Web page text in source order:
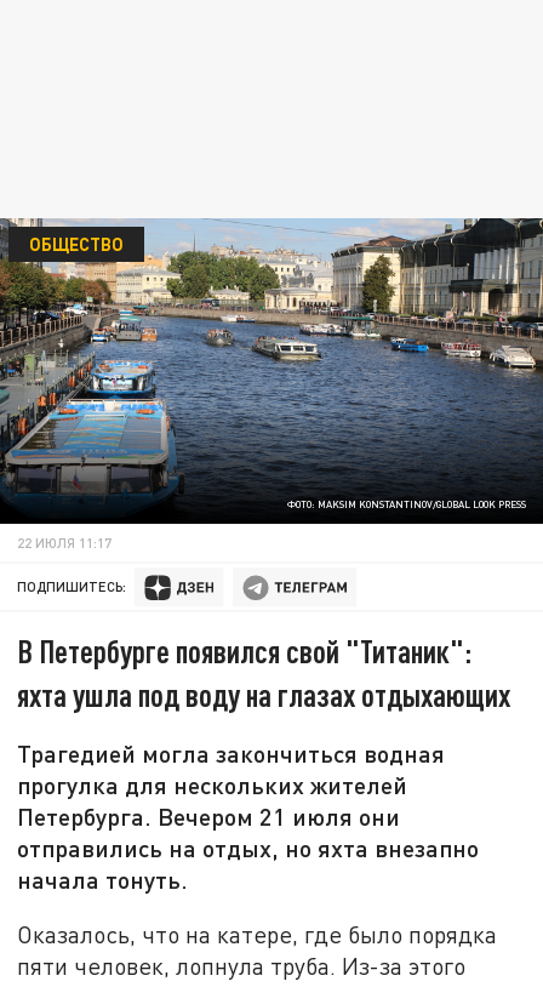
ФОТО: MAKSIM KONSTANTINOV/GLOBAL LOOK PRESS
ОБЩЕСТВО
22 ИЮЛЯ 11:17
ПОДПИШИТЕСЬ:
В Петербурге появился свой "Титаник":
яхта ушла под воду на глазах отдыхающих
Трагедией могла закончиться водная
прогулка для нескольких жителей
Петербурга. Вечером 21 июля они
отправились на отдых, но яхта внезапно
начала тонуть.
Оказалось, что на катере, где было порядка
пяти человек, лопнула труба. Из-за этого